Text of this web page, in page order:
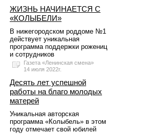
ЖИЗНЬ НАЧИНАЕТСЯ С
«КОЛЫБЕЛИ»
В нижегородском роддоме №1
действует уникальная
программа поддержки рожениц
и сотрудников
Газета «Ленинская смена»
14 июля 2022г.
Десять лет успешной
работы на благо молодых
матерей
Уникальная авторская
программа «Колыбель» в этом
году отмечает свой юбилей